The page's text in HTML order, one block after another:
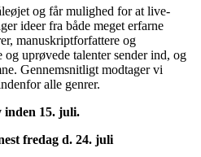
og får mulighed for at live-
ideer fra både meget erfarne
manuskriptforfattere og
og uprøvede talenter sender ind, og
Gennemsnitligt modtager vi
alle genrer.
inden 15. juli.
fredag d. 24. juli